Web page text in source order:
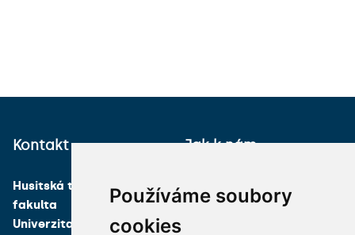
Používáme soubory
cookies
Kontakt
Husitská teologická
fakulta
Univerzita Karlova
Jak k nám